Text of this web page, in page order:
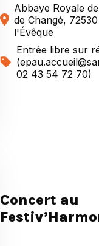
Abbaye Royale
de Changé,
l'Évêque
Entrée libre sur
02 43 54 72 70)
Concert au